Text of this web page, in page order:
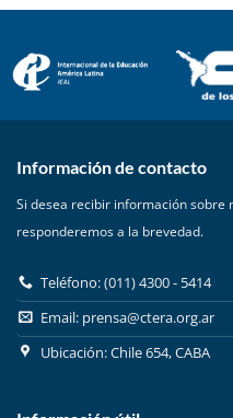
Información de contacto
Si desea recibir información sobre
responderemos a la brevedad.
Teléfono: (011) 4300 - 5414
Email: prensa@ctera.org.ar
Ubicación: Chile 654, CABA